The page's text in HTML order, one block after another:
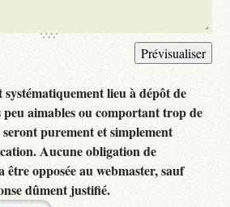
lieu à dépôt de
peu aimables ou comportant trop de
purement et simplement
Aucune obligation de
opposée au webmaster, sauf
dûment justifié.